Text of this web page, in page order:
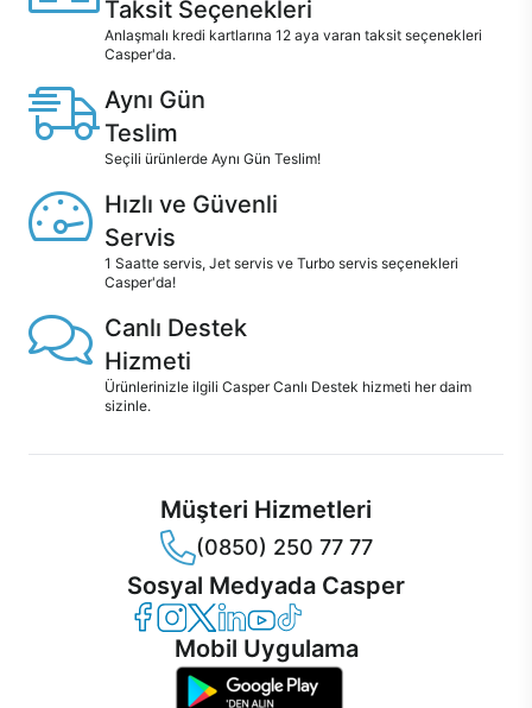
Taksit Seçenekleri
Anlaşmalı kredi kartlarına 12 aya varan taksit seçenekleri
Casper'da.
Aynı Gün
Teslim
Seçili ürünlerde Aynı Gün Teslim!
Hızlı ve Güvenli
Servis
1 Saatte servis, Jet servis ve Turbo servis seçenekleri
Casper'da!
Canlı Destek
Hizmeti
Ürünlerinizle ilgili Casper Canlı Destek hizmeti her daim
sizinle.
Müşteri Hizmetleri
(0850) 250 77 77
Sosyal Medyada Casper
Casper Facebook
Casper Instagram
Casper Twitter
Casper LinkedIn
Casper YouTube
Casper TikTok
Mobil Uygulama